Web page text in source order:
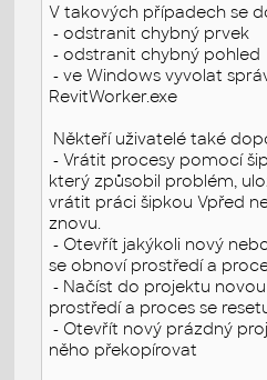
V takových případech se
- odstranit chybný prvek
- odstranit chybný pohled
- ve Windows vyvolat
RevitWorker.exe
Někteří uživatelé také
- Vrátit procesy pomocí
který způsobil problém,
vrátit práci šipkou Vpřed
znovu.
- Otevřít jakýkoli nový
se obnoví prostředí a
- Načíst do projektu
prostředí a proces se
- Otevřít nový prázdný
něho překopírovat